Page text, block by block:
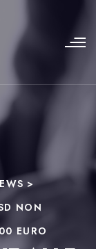
>
NON
EURO